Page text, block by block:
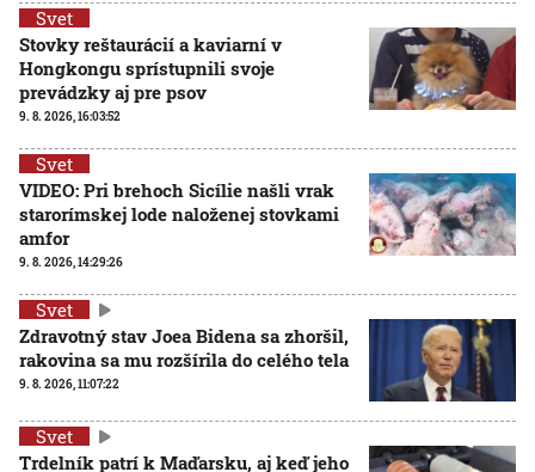
Svet
Stovky reštaurácií a kaviarní v
Hongkongu sprístupnili svoje
prevádzky aj pre psov
9. 8. 2026, 16:03:52
Svet
VIDEO: Pri brehoch Sicílie našli vrak
starorímskej lode naloženej stovkami
amfor
9. 8. 2026, 14:29:26
Svet
Zdravotný stav Joea Bidena sa zhoršil,
rakovina sa mu rozšírila do celého tela
9. 8. 2026, 11:07:22
Svet
Trdelník patrí k Maďarsku, aj keď jeho